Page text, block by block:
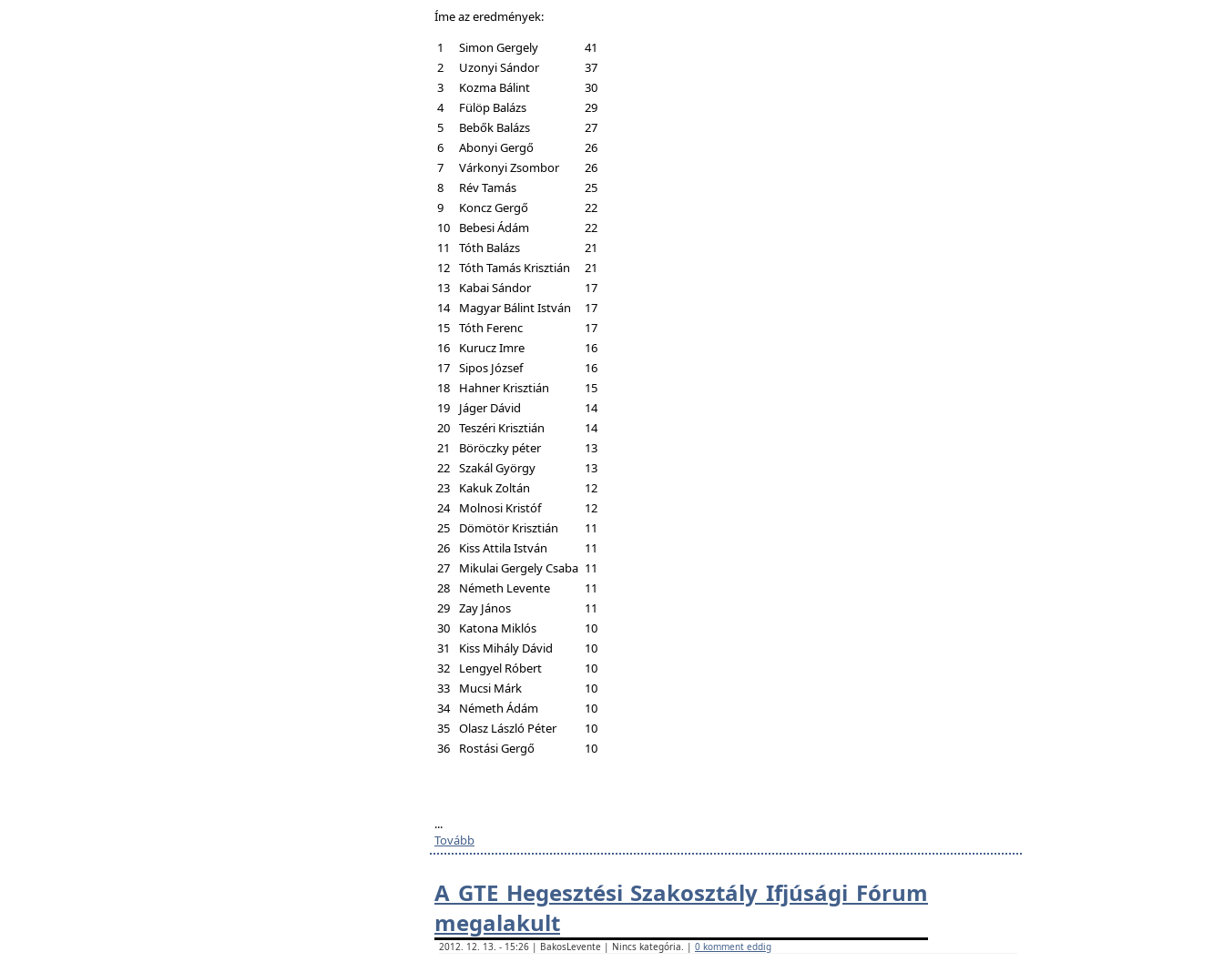
Íme az eredmények:
1
Simon Gergely
41
2
Uzonyi Sándor
37
3
Kozma Bálint
30
4
Fülöp Balázs
29
5
Bebők Balázs
27
6
Abonyi Gergő
26
7
Várkonyi Zsombor
26
8
Rév Tamás
25
9
Koncz Gergő
22
10
Bebesi Ádám
22
11
Tóth Balázs
21
12 Tóth Tamás Krisztián
21
13
Kabai Sándor
17
14 Magyar Bálint István
17
15 Tóth Ferenc
17
16
Kurucz Imre
16
17 Sipos József
16
18
Hahner Krisztián
15
19
Jáger Dávid
14
20 Teszéri Krisztián
14
21
Böröczky péter
13
22 Szakál György
13
23
Kakuk Zoltán
12
24
Molnosi Kristóf
12
25
Dömötör Krisztián
11
26
Kiss Attila István
11
27
Mikulai Gergely Csaba 11
28
Németh Levente
11
29 Zay János
11
30
Katona Miklós
10
31
Kiss Mihály Dávid
10
32
Lengyel Róbert
10
33
Mucsi Márk
10
34
Németh Ádám
10
35 Olasz László Péter
10
36
Rostási Gergő 10
...
Tovább
A GTE Hegesztési Szakosztály Ifjúsági Fórum
megalakult
2012. 12. 13. - 15:26 | BakosLevente | Nincs kategória. | 0 komment eddig